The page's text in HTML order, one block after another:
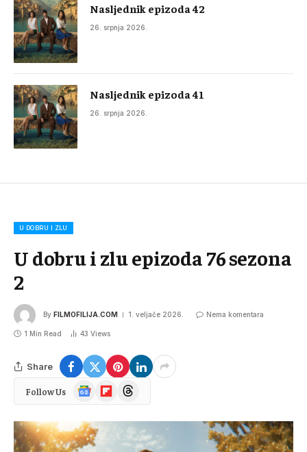
Nasljednik epizoda 42
26. srpnja 2026.
Nasljednik epizoda 41
26. srpnja 2026.
U DOBRU I ZLU
U dobru i zlu epizoda 76 sezona
2
By FILMOFILIJA.COM 1. veljače 2026. Nema komentara
1 Min Read 43 Views
Share
Follow Us
Google
News
FlipboardThreads